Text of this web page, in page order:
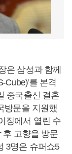
은 삼성과 함께
Cube)’를 본격
중국출신 결혼
방문을 지원했
징에서 열린 수
후 고향을 방문
3명은 슈퍼쇼5